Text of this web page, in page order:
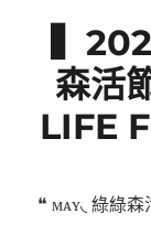
森活
LIFE
❝ ᴍᴀʏ◟ 綠綠